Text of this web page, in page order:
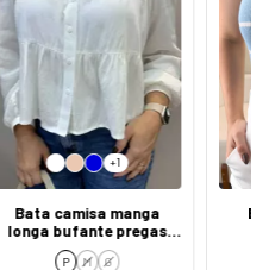
+1
Bata camisa manga
longa bufante pregas
botões
P M G